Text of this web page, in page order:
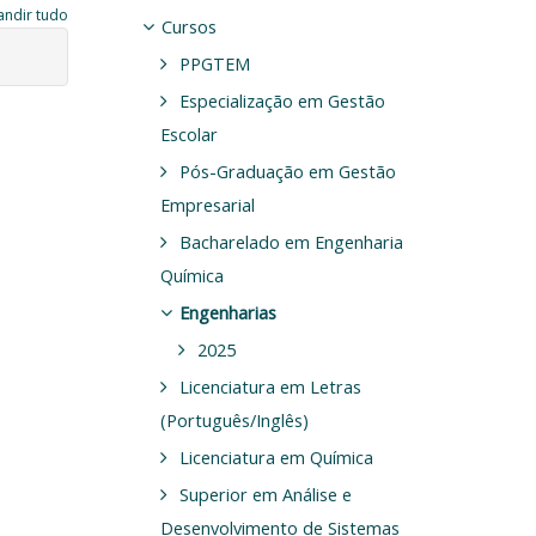
tudo
Cursos
PPGTEM
Especialização em Gestão
Escolar
Pós-Graduação em Gestão
Empresarial
Bacharelado em Engenharia
Química
Engenharias
2025
Licenciatura em Letras
(Português/Inglês)
Licenciatura em Química
Superior em Análise e
Desenvolvimento de Sistemas